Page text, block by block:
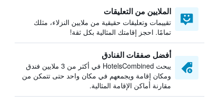
الملايين من التعليقات
تقييمات وتعليقات حقيقية من ملايين النزلاء، مثلك
تمامًا. احجز إقامتك المثالية بكل ثقة!
أفضل صفقات الفنادق
يبحث HotelsCombined في أكثر من 3 ملايين فندق
ومكان إقامة ويجمعهم في مكان واحد حتى تتمكن من
مقارنة أماكن الإقامة المثالية.